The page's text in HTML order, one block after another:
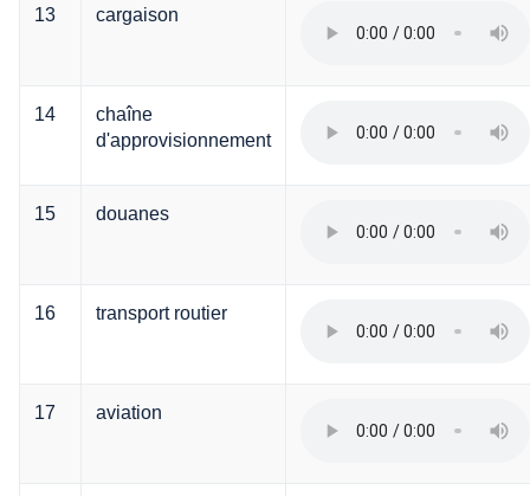
13 cargaison
14
chaîne
d'approvisionnement
15 douanes
16 transport routier
17 aviation